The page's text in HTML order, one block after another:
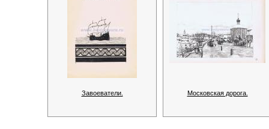
Завоеватели. Московская дорога.